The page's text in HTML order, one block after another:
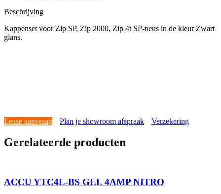
Beschrijving
Kappenset voor Zip SP, Zip 2000, Zip 4t SP-neus in de kleur Zwart
glans.
Lease aanvraag Plan je showroom afspraak Verzekering
Gerelateerde producten
ACCU YTC4L-BS GEL 4AMP NITRO